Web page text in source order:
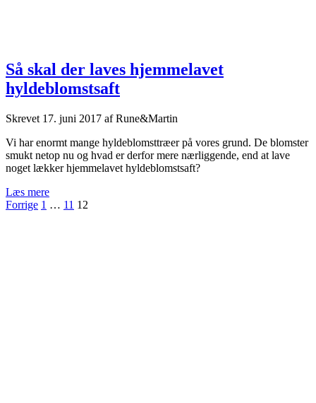
Så skal der laves hjemmelavet
hyldeblomstsaft
Skrevet 17. juni 2017 afRune&Martin
Vi har enormt mange hyldeblomsttræer på vores grund. De blomster
smukt netop nu og hvad er derfor mere nærliggende, end at lave
noget lækker hjemmelavet hyldeblomstsaft?
Læs mereSå
skal
Indlægsinddeling
Forrige 1 … 11 12